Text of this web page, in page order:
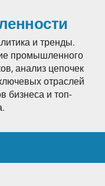
и тренды.
промышленного
анализ цепочек
отраслей
бизнеса и топ-